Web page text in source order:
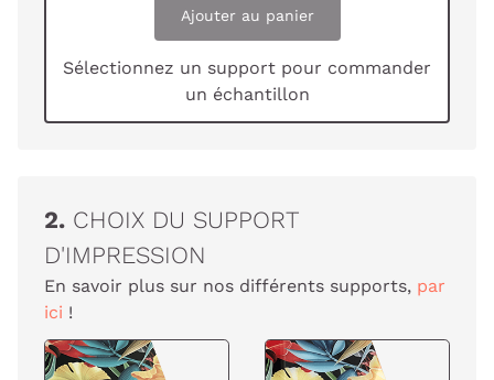
Ajouter au panier
Sélectionnez un support pour commander
un échantillon
2. CHOIX DU SUPPORT
D'IMPRESSION
En savoir plus sur nos différents supports, par
ici !